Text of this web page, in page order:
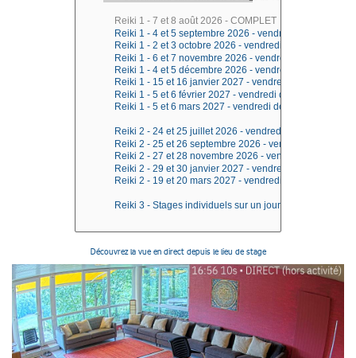
Découvrez la vue en direct depuis le lieu de stage